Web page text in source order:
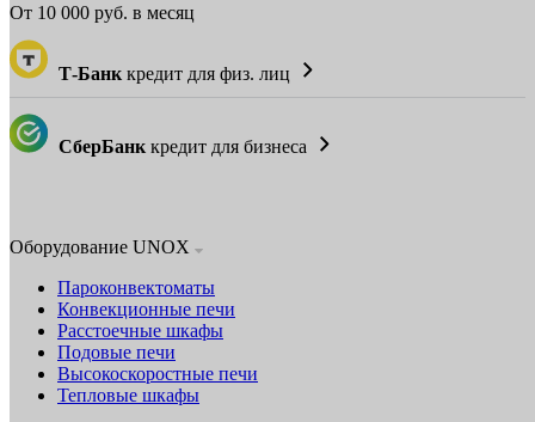
От 10 000 руб. в месяц
Т-Банк кредит для физ. лиц
СберБанк кредит для бизнеса
Оборудование UNOX
Пароконвектоматы
Конвекционные печи
Расстоечные шкафы
Подовые печи
Высокоскоростные печи
Тепловые шкафы